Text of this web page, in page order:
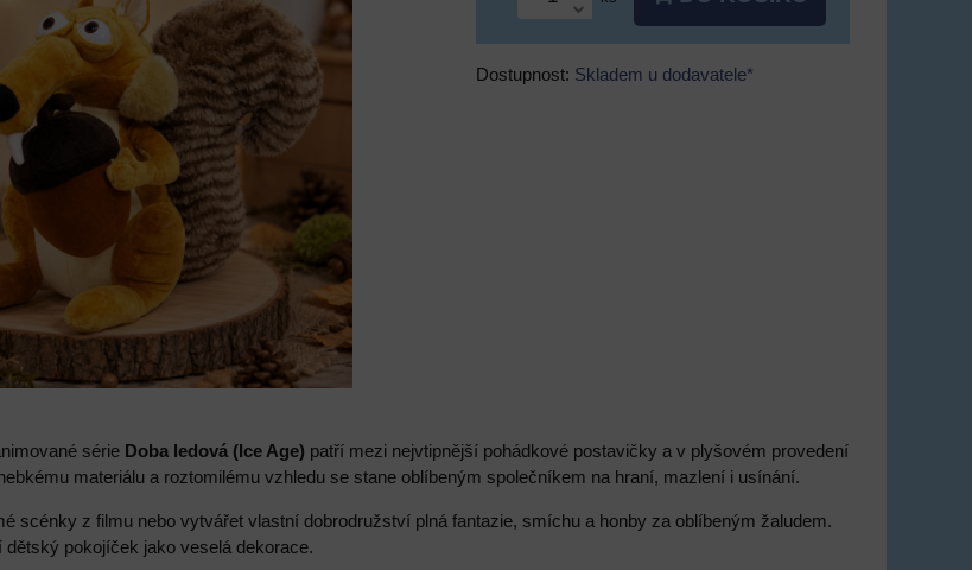
Dostupnost: Skladem u dodavatele*
série Doba ledová (Ice Age) patří mezi nejvtipnější pohádkové postavičky a v plyšovém provedení
materiálu a roztomilému vzhledu se stane oblíbeným společníkem na hraní, mazlení i usínání.
scénky z filmu nebo vytvářet vlastní dobrodružství plná fantazie, smíchu a honby za oblíbeným žaludem.
pokojíček jako veselá dekorace.